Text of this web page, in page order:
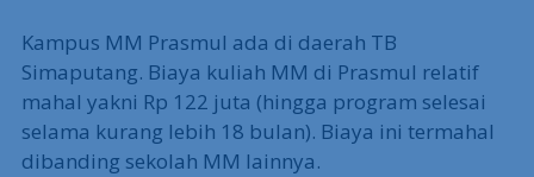
Kampus MM Prasmul ada di daerah TB
Simaputang. Biaya kuliah MM di Prasmul relatif
mahal yakni Rp 122 juta (hingga program selesai
selama kurang lebih 18 bulan). Biaya ini termahal
dibanding sekolah MM lainnya.